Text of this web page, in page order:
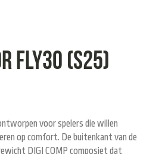
FLY30 (S25)
voor spelers die willen
op comfort. De buitenkant van de
DIGI COMP composiet dat